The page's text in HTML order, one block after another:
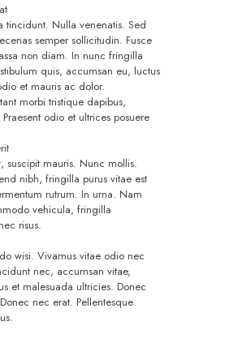
tincidunt. Nulla venenatis. Sed
semper sollicitudin. Fusce
non diam. In nunc fringilla
quis, accumsan eu, luctus
et mauris ac dolor.
morbi tristique dapibus,
odio et ultrices posuere
suscipit mauris. Nunc mollis.
nibh, fringilla purus vitae est
rutrum. In urna. Nam
vehicula, fringilla
risus.
wisi. Vivamus vitae odio nec
nec, accumsan vitae,
et malesuada ultricies. Donec
nec erat. Pellentesque